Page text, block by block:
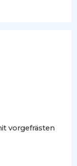
vorgefrästen